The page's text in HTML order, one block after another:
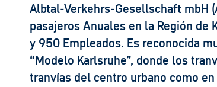
Albtal-Verkehrs-Gesellschaft mbH
pasajeros Anuales en la Región
y 950 Empleados. Es reconocida
“Modelo Karlsruhe”, donde los
tranvías del centro urbano como